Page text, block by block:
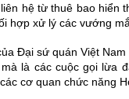
hệ từ thuê bao hiển
hợp xử lý các vướng
Đại sứ quán Việt
là các cuộc gọi lừa
cơ quan chức năng